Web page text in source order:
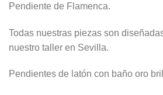
Pendiente de Flamenca.
Todas nuestras piezas son
nuestro taller en Sevilla.
Pendientes de latón con baño oro